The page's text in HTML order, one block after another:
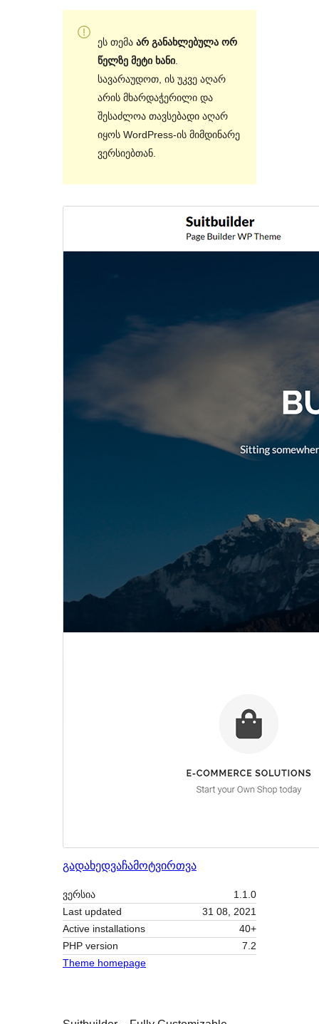
ეს თემა არ განახლებულა ორ
წელზე მეტი ხანი.
სავარაუდოთ, ის უკვე აღარ
არის მხარდაჭერილი და
შესაძლოა თავსებადი აღარ
იყოს WordPress-ის მიმდინარე
ვერსიებთან.
გადახედვაჩამოტვირთვა
ვერსია
1.1.0
Last updated
31 08, 2021
Active installations
40+
PHP version
7.2
Theme homepage